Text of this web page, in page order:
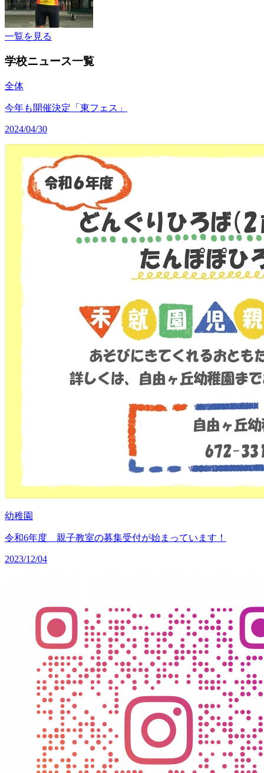
一覧を見る
学校ニュース一覧
全体
今年も開催決定「東フェス」
2024/04/30
幼稚園
令和6年度 親子教室の募集受付が始まっています！
2023/12/04